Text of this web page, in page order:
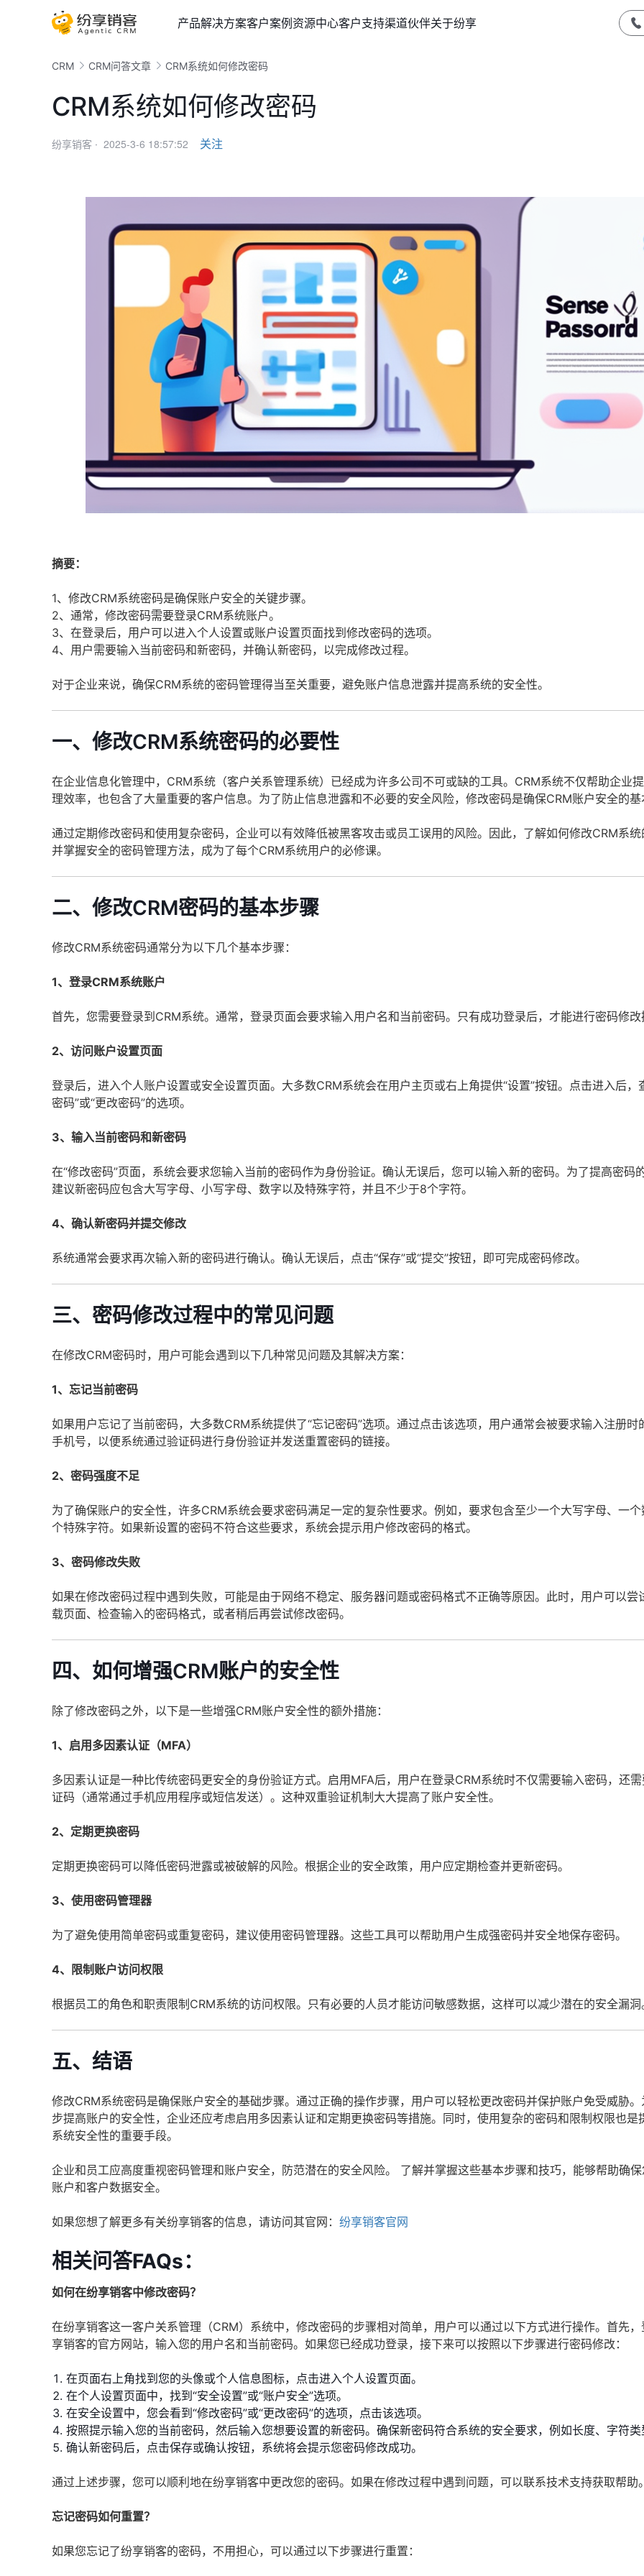
产品解决方案客户案例资源中心客户支持渠道伙伴关于纷享
CRM CRM问答文章 CRM系统如何修改密码
CRM系统如何修改密码
纷享销客 · 2025-3-6 18:57:52 关注
摘要：
1、修改CRM系统密码是确保账户安全的关键步骤。
2、通常，修改密码需要登录CRM系统账户。
3、在登录后，用户可以进入个人设置或账户设置页面找到修改密码的选项。
4、用户需要输入当前密码和新密码，并确认新密码，以完成修改过程。
对于企业来说，确保CRM系统的密码管理得当至关重要，避免账户信息泄露并提高系统的安全性。
一、修改CRM系统密码的必要性
在企业信息化管理中，CRM系统（客户关系管理系统）已经成为许多公司不可或缺的工具。CRM系统不仅帮助企业
理效率，也包含了大量重要的客户信息。为了防止信息泄露和不必要的安全风险，修改密码是确保CRM账户安全的
通过定期修改密码和使用复杂密码，企业可以有效降低被黑客攻击或员工误用的风险。因此，了解如何修改CRM系
并掌握安全的密码管理方法，成为了每个CRM系统用户的必修课。
二、修改CRM密码的基本步骤
修改CRM系统密码通常分为以下几个基本步骤：
1、登录CRM系统账户
首先，您需要登录到CRM系统。通常，登录页面会要求输入用户名和当前密码。只有成功登录后，才能进行密码修
2、访问账户设置页面
登录后，进入个人账户设置或安全设置页面。大多数CRM系统会在用户主页或右上角提供“设置”按钮。点击进入后，
密码”或“更改密码”的选项。
3、输入当前密码和新密码
在“修改密码”页面，系统会要求您输入当前的密码作为身份验证。确认无误后，您可以输入新的密码。为了提高密码
建议新密码应包含大写字母、小写字母、数字以及特殊字符，并且不少于8个字符。
4、确认新密码并提交修改
系统通常会要求再次输入新的密码进行确认。确认无误后，点击“保存”或“提交”按钮，即可完成密码修改。
三、密码修改过程中的常见问题
在修改CRM密码时，用户可能会遇到以下几种常见问题及其解决方案：
1、忘记当前密码
如果用户忘记了当前密码，大多数CRM系统提供了“忘记密码”选项。通过点击该选项，用户通常会被要求输入注册时
手机号，以便系统通过验证码进行身份验证并发送重置密码的链接。
2、密码强度不足
为了确保账户的安全性，许多CRM系统会要求密码满足一定的复杂性要求。例如，要求包含至少一个大写字母、一
个特殊字符。如果新设置的密码不符合这些要求，系统会提示用户修改密码的格式。
3、密码修改失败
如果在修改密码过程中遇到失败，可能是由于网络不稳定、服务器问题或密码格式不正确等原因。此时，用户可以尝
载页面、检查输入的密码格式，或者稍后再尝试修改密码。
四、如何增强CRM账户的安全性
除了修改密码之外，以下是一些增强CRM账户安全性的额外措施：
1、启用多因素认证（MFA）
多因素认证是一种比传统密码更安全的身份验证方式。启用MFA后，用户在登录CRM系统时不仅需要输入密码，还
证码（通常通过手机应用程序或短信发送）。这种双重验证机制大大提高了账户安全性。
2、定期更换密码
定期更换密码可以降低密码泄露或被破解的风险。根据企业的安全政策，用户应定期检查并更新密码。
3、使用密码管理器
为了避免使用简单密码或重复密码，建议使用密码管理器。这些工具可以帮助用户生成强密码并安全地保存密码。
4、限制账户访问权限
根据员工的角色和职责限制CRM系统的访问权限。只有必要的人员才能访问敏感数据，这样可以减少潜在的安全漏洞
五、结语
修改CRM系统密码是确保账户安全的基础步骤。通过正确的操作步骤，用户可以轻松更改密码并保护账户免受威胁
步提高账户的安全性，企业还应考虑启用多因素认证和定期更换密码等措施。同时，使用复杂的密码和限制权限也是
系统安全性的重要手段。
企业和员工应高度重视密码管理和账户安全，防范潜在的安全风险。 了解并掌握这些基本步骤和技巧，能够帮助确
账户和客户数据安全。
如果您想了解更多有关纷享销客的信息，请访问其官网： 纷享销客官网
相关问答FAQs：
如何在纷享销客中修改密码？
在纷享销客这一客户关系管理（CRM）系统中，修改密码的步骤相对简单，用户可以通过以下方式进行操作。首先
享销客的官方网站，输入您的用户名和当前密码。如果您已经成功登录，接下来可以按照以下步骤进行密码修改：
在页面右上角找到您的头像或个人信息图标，点击进入个人设置页面。
在个人设置页面中，找到“安全设置”或“账户安全”选项。
在安全设置中，您会看到“修改密码”或“更改密码”的选项，点击该选项。
按照提示输入您的当前密码，然后输入您想要设置的新密码。确保新密码符合系统的安全要求，例如长度、字符
确认新密码后，点击保存或确认按钮，系统将会提示您密码修改成功。
通过上述步骤，您可以顺利地在纷享销客中更改您的密码。如果在修改过程中遇到问题，可以联系技术支持获取帮助
忘记密码如何重置？
如果您忘记了纷享销客的密码，不用担心，可以通过以下步骤进行重置：